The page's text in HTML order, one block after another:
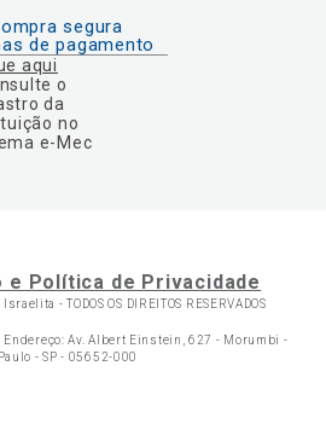
segura
de pagamento
aqui
o
da
no
e-Mec
e Política de Privacidade
Israelita -TODOS OS DIREITOS RESERVADOS
Av. Albert Einstein, 627 - Morumbi -
- SP - 05652-000